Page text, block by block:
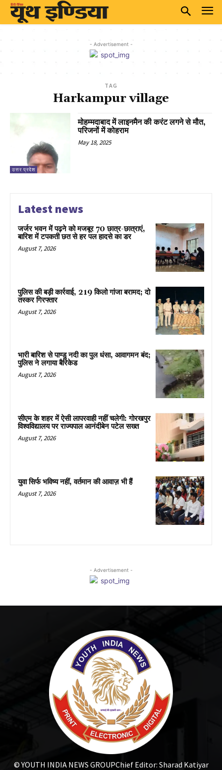
- Advertisement -
TAG
Harkampur village
उत्तर प्रदेश
मोहम्मदाबाद में लाइनमैन की करंट लगने से मौत,
परिजनों में कोहराम
May 18, 2025
Latest news
जर्जर भवन में पढ़ने को मजबूर 70 छात्र-छात्राएं,
बारिश में टपकती छत से हर पल हादसे का डर
August 7, 2026
पुलिस की बड़ी कार्रवाई, 219 किलो गांजा बरामद; दो
तस्कर गिरफ्तार
August 7, 2026
भारी बारिश से पाण्डु नदी का पुल धंसा, आवागमन बंद;
पुलिस ने लगाया बैरिकेड
August 7, 2026
सीएम के शहर में ऐसी लापरवाही नहीं चलेगी: गोरखपुर
विश्वविद्यालय पर राज्यपाल आनंदीबेन पटेल सख्त
August 7, 2026
युवा सिर्फ भविष्य नहीं, वर्तमान की आवाज़ भी हैं
August 7, 2026
- Advertisement -
© YOUTH INDIA NEWS GROUPChief Editor: Sharad Katiyar